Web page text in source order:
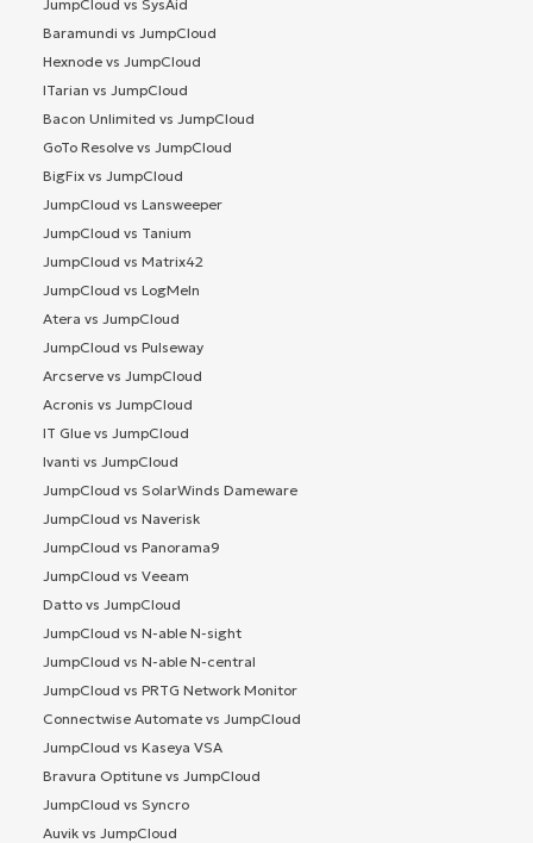
JumpCloud vs SysAid
Baramundi vs JumpCloud
Hexnode vs JumpCloud
ITarian vs JumpCloud
Bacon Unlimited vs JumpCloud
GoTo Resolve vs JumpCloud
BigFix vs JumpCloud
JumpCloud vs Lansweeper
JumpCloud vs Tanium
JumpCloud vs Matrix42
JumpCloud vs LogMeIn
Atera vs JumpCloud
JumpCloud vs Pulseway
Arcserve vs JumpCloud
Acronis vs JumpCloud
IT Glue vs JumpCloud
Ivanti vs JumpCloud
JumpCloud vs SolarWinds Dameware
JumpCloud vs Naverisk
JumpCloud vs Panorama9
JumpCloud vs Veeam
Datto vs JumpCloud
JumpCloud vs N-able N-sight
JumpCloud vs N-able N-central
JumpCloud vs PRTG Network Monitor
Connectwise Automate vs JumpCloud
JumpCloud vs Kaseya VSA
Bravura Optitune vs JumpCloud
JumpCloud vs Syncro
Auvik vs JumpCloud